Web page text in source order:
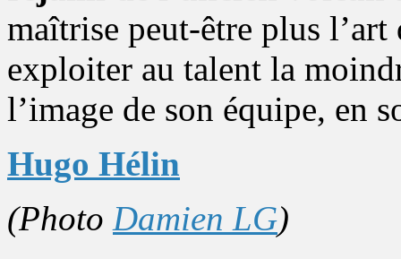
maîtrise peut-être plus
exploiter au talent la
l’image de son équipe, en
Hugo Hélin
(Photo Damien LG)